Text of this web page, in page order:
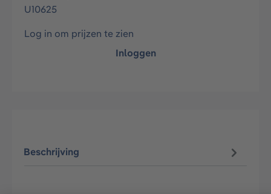
U10625
Log in om prijzen te zien
Inloggen
Beschrijving